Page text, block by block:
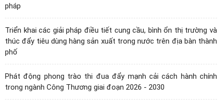
pháp
Triển khai các giải pháp điều tiết cung cầu, bình ổn thị trường và
thúc đẩy tiêu dùng hàng sản xuất trong nước trên địa bàn thành
phố
Phát động phong trào thi đua đẩy mạnh cải cách hành chính
trong ngành Công Thương giai đoạn 2026 - 2030